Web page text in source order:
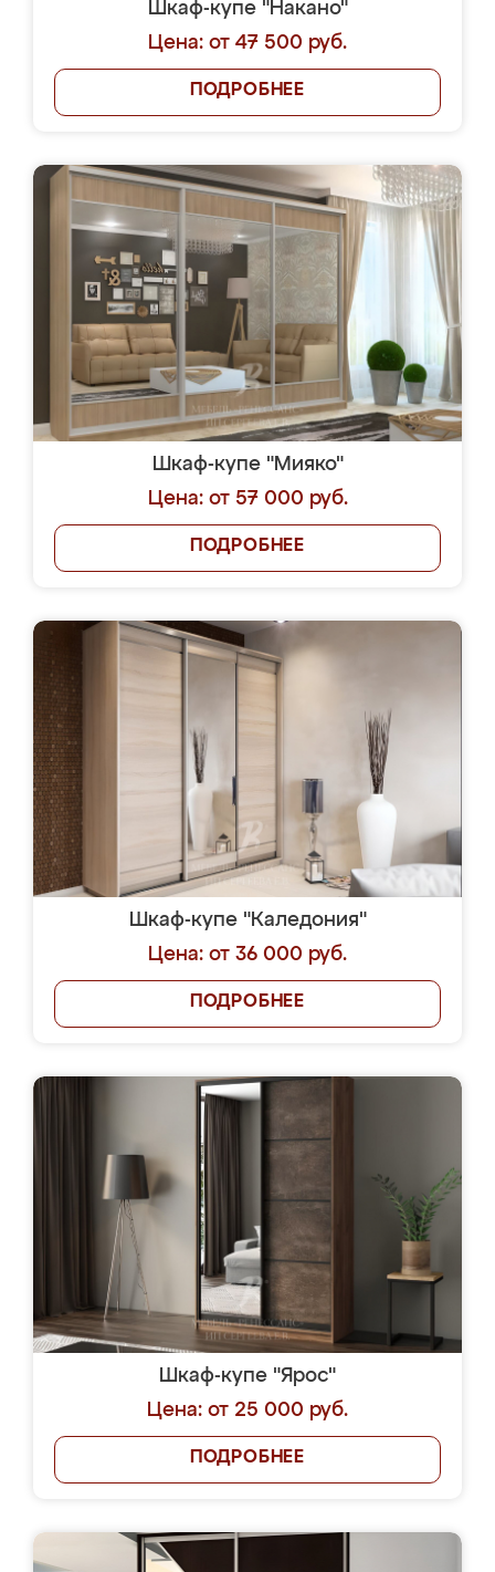
Шкаф-купе "Накано"
Цена: от 47 500 руб.
ПОДРОБНЕЕ
Шкаф-купе "Мияко"
Цена: от 57 000 руб.
ПОДРОБНЕЕ
Шкаф-купе "Каледония"
Цена: от 36 000 руб.
ПОДРОБНЕЕ
Шкаф-купе "Ярос"
Цена: от 25 000 руб.
ПОДРОБНЕЕ